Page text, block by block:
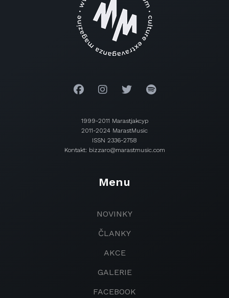
1999-2011 Marastjakcyp
2011-2024 MarastMusic
ISSN 2336-2758
Kontakt: bizzaro@marastmusic.com
Menu
NOVINKY
ČLANKY
AKCE
GALERIE
FACEBOOK